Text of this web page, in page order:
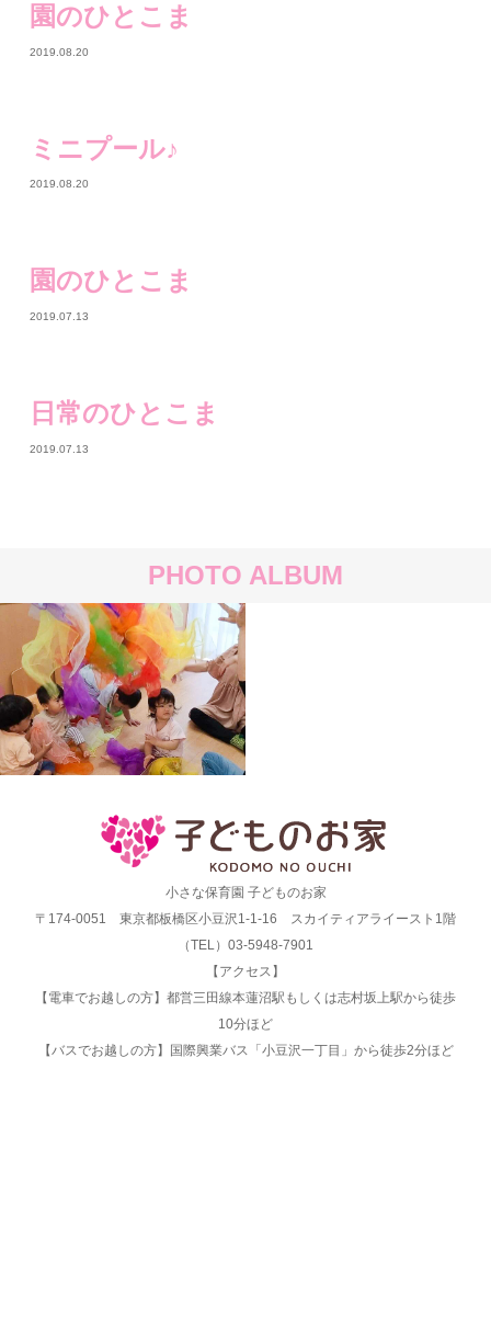
園のひとこま
2019.08.20
ミニプール♪
2019.08.20
園のひとこま
2019.07.13
日常のひとこま
2019.07.13
PHOTO ALBUM
小さな保育園 子どものお家
〒174‐0051 東京都板橋区小豆沢1‐1‐16 スカイティアライースト1階
（TEL）03‐5948‐7901
【アクセス】
【電車でお越しの方】都営三田線本蓮沼駅もしくは志村坂上駅から徒歩
10分ほど
【バスでお越しの方】国際興業バス「小豆沢一丁目」から徒歩2分ほど